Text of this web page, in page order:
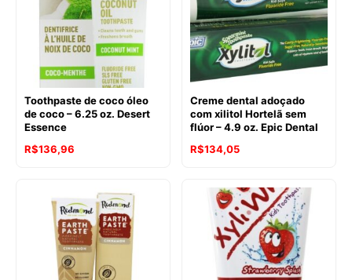
Toothpaste de coco óleo
de coco – 6.25 oz. Desert
Essence
R$136,96
Creme dental adoçado
com xilitol Hortelã sem
flúor – 4.9 oz. Epic Dental
R$134,05